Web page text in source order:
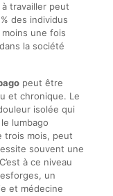
travailler peut
des individus
une fois
la société
peut être
et chronique. Le
isolée qui
lumbago
trois mois, peut
souvent une
à ce niveau
un
et médecine